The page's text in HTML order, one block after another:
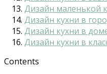
Дизайн маленькой
Дизайн кухни в
Дизайн кухни в
Дизайн кухни в
Contents